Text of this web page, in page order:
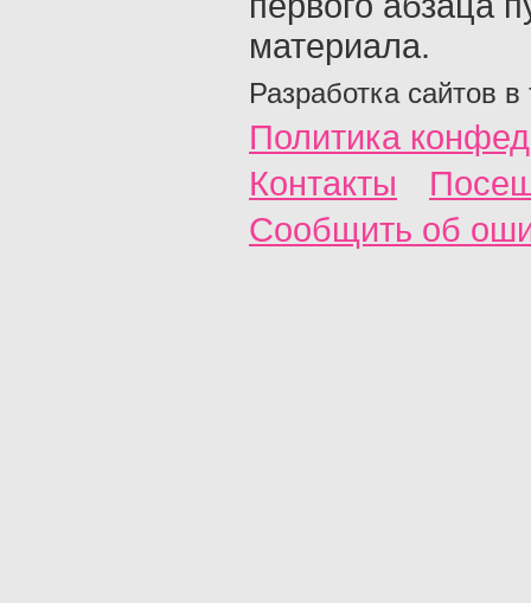
материала.
Разработка сайтов в
Политика
Контакты
Сообщить об